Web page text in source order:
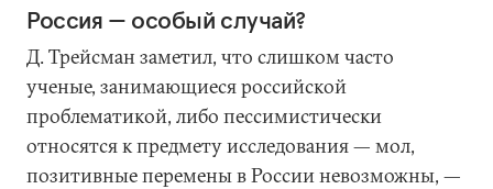
Россия — особый случай?
Д. Трейсман заметил, что слишком часто
ученые, занимающиеся российской
проблематикой, либо пессимистически
относятся к предмету исследования — мол,
позитивные перемены в России невозможны, —